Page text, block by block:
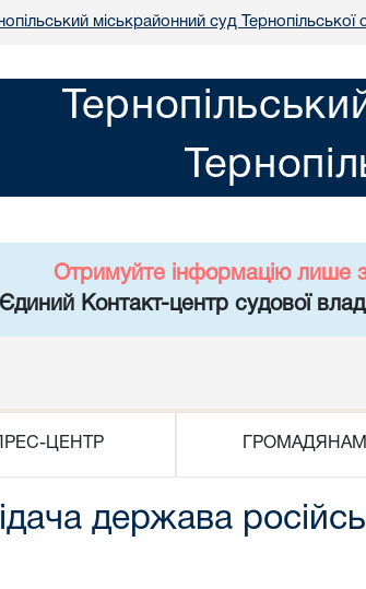
міськрайонний суд Тернопільської
Отримуйте інформацію лише
Єдиний Контакт-центр судової
ПРЕС-ЦЕНТР ГРОМАДЯНАМ
держава